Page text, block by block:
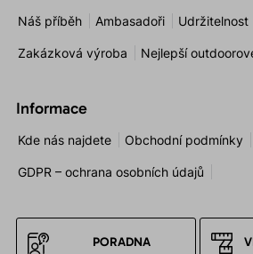
Náš příběh Ambasadoři Udržitelnost
Zakázková výroba Nejlepší
Informace
Kde nás najdete Obchodní podmínky
GDPR – ochrana osobních údajů
PORADNA